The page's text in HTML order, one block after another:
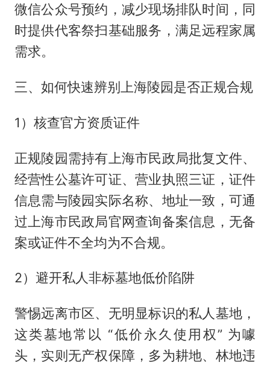
微信公众号预约，减少现场排队时间，同
时提供代客祭扫基础服务，满足远程家属
需求。
三、如何快速辨别上海陵园是否正规合规
1）核查官方资质证件
正规陵园需持有上海市民政局批复文件、
经营性公墓许可证、营业执照三证，证件
信息需与陵园实际名称、地址一致，可通
过上海市民政局官网查询备案信息，无备
案或证件不全均为不合规。
2）避开私人非标墓地低价陷阱
警惕远离市区、无明显标识的私人墓地，
这类墓地常以 “低价永久使用权” 为噱
头，实则无产权保障，多为耕地、林地违